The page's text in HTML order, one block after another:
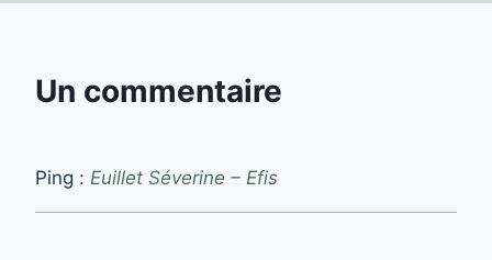
Un commentaire
Ping : Euillet Séverine – Efis